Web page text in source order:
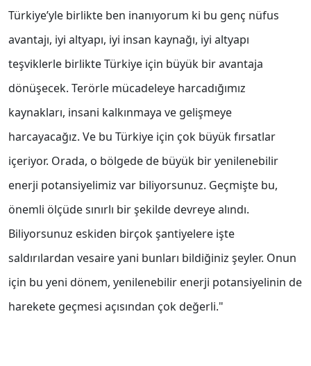
Türkiye’yle birlikte ben inanıyorum ki bu genç nüfus
avantajı, iyi altyapı, iyi insan kaynağı, iyi altyapı
teşviklerle birlikte Türkiye için büyük bir avantaja
dönüşecek. Terörle mücadeleye harcadığımız
kaynakları, insani kalkınmaya ve gelişmeye
harcayacağız. Ve bu Türkiye için çok büyük fırsatlar
içeriyor. Orada, o bölgede de büyük bir yenilenebilir
enerji potansiyelimiz var biliyorsunuz. Geçmişte bu,
önemli ölçüde sınırlı bir şekilde devreye alındı.
Biliyorsunuz eskiden birçok şantiyelere işte
saldırılardan vesaire yani bunları bildiğiniz şeyler. Onun
için bu yeni dönem, yenilenebilir enerji potansiyelinin de
harekete geçmesi açısından çok değerli."